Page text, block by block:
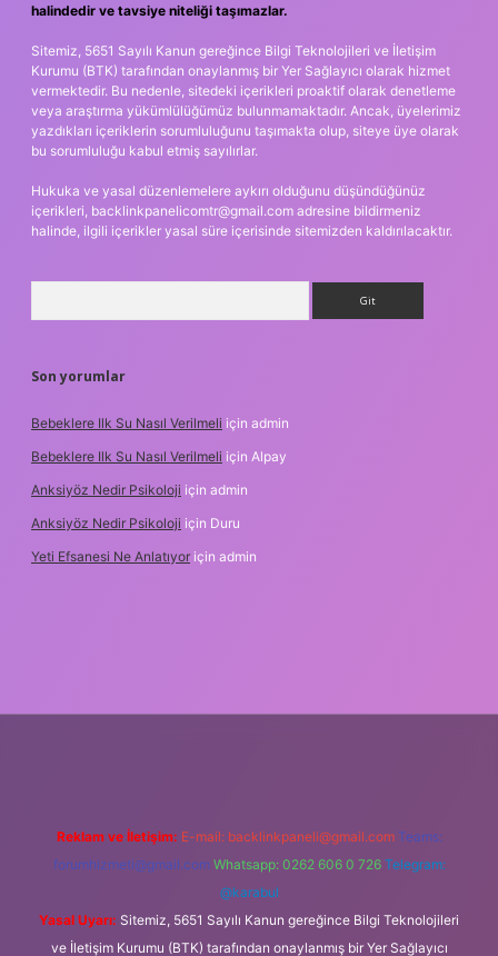
halindedir ve tavsiye niteliği taşımazlar.
Sitemiz, 5651 Sayılı Kanun gereğince Bilgi Teknolojileri ve İletişim
Kurumu (BTK) tarafından onaylanmış bir Yer Sağlayıcı olarak hizmet
vermektedir. Bu nedenle, sitedeki içerikleri proaktif olarak denetleme
veya araştırma yükümlülüğümüz bulunmamaktadır. Ancak, üyelerimiz
yazdıkları içeriklerin sorumluluğunu taşımakta olup, siteye üye olarak
bu sorumluluğu kabul etmiş sayılırlar.
Hukuka ve yasal düzenlemelere aykırı olduğunu düşündüğünüz
içerikleri, backlinkpanelicomtr@gmail.com adresine bildirmeniz
halinde, ilgili içerikler yasal süre içerisinde sitemizden kaldırılacaktır.
Son yorumlar
Bebeklere Ilk Su Nasıl Verilmeli için admin
Bebeklere Ilk Su Nasıl Verilmeli için Alpay
Anksiyöz Nedir Psikoloji için admin
Anksiyöz Nedir Psikoloji için Duru
Yeti Efsanesi Ne Anlatıyor için admin
Reklam ve İletişim: E-mail: backlinkpaneli@gmail.com Teams:
forumhizmeti@gmail.com Whatsapp: 0262 606 0 726 Telegram:
@karabul
Yasal Uyarı: Sitemiz, 5651 Sayılı Kanun gereğince Bilgi Teknolojileri
ve İletişim Kurumu (BTK) tarafından onaylanmış bir Yer Sağlayıcı